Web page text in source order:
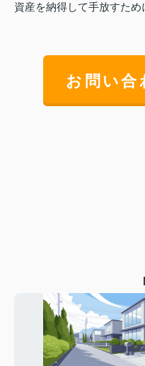
資産を納得して手放すため
お問い合